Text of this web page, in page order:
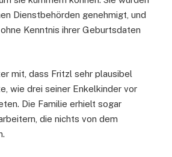
Dienstbehörden genehmigt, und
Kenntnis ihrer Geburtsdaten
mit, dass Fritzl sehr plausibel
wie drei seiner Enkelkinder vor
Die Familie erhielt sogar
die nichts von dem